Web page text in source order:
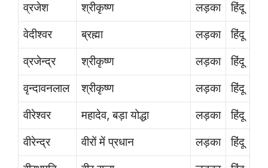
व्रजेश
श्रीकृष्ण लड़का
हिंदू
वेदीश्वर
ब्रह्मा लड़का
हिंदू
व्रजेन्द्र
श्रीकृष्ण लड़का
हिंदू
वृन्दावनलाल
श्रीकृष्ण लड़का
हिंदू
वीरेश्वर
महादेव, बड़ा योद्धा लड़का
हिंदू
वीरेन्द्र
वीरों में प्रधान लड़का
हिंदू